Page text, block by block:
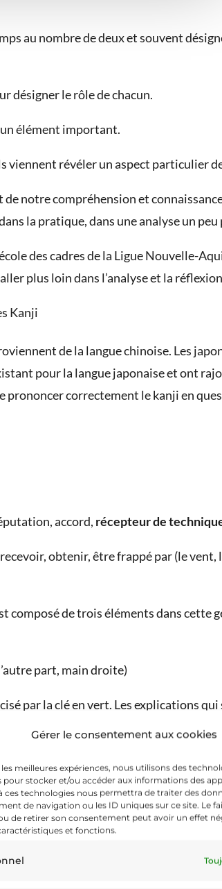
Gérer le consentement aux cookies
meilleures expériences, nous utilisons des
pour stocker et/ou accéder aux informations des
ces technologies nous permettra de traiter des
de navigation ou les ID uniques sur ce site. Le
de retirer son consentement peut avoir un effet
et fonctions.
au nombre de deux et souvent
désigner le rôle de chacun.
élément important.
viennent révéler un aspect particulier
notre compréhension et
la pratique, dans une analyse un peu
des cadres de la Ligue Nouvelle-
plus loin dans l’analyse et la
Kanji
de la langue chinoise. Les
pour la langue japonaise et ont
prononcer correctement le kanji en
accord, récepteur de
obtenir, être frappé par (le
de trois éléments dans cette
part, main droite)
par la clé en vert. Les explications
main qui la reçoit 又 (éventuellement à